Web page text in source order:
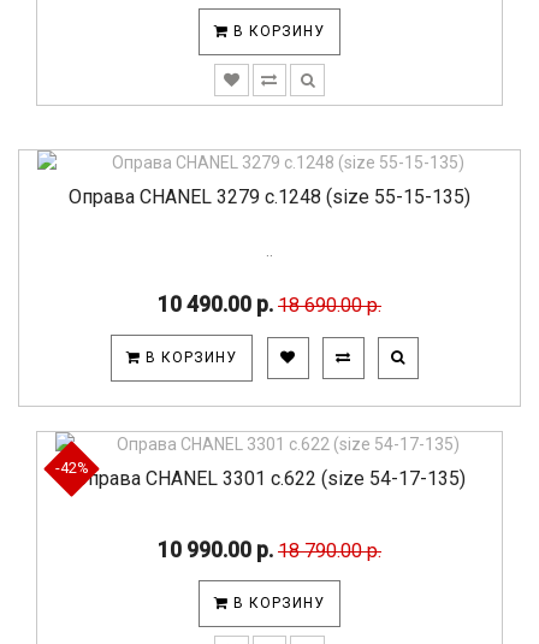
В КОРЗИНУ
Оправа CHANEL 3279 c.1248 (size 55-15-135)
10 490.00 р. 18 690.00 р.
В КОРЗИНУ
-42%Оправа CHANEL 3301 c.622 (size 54-17-135)
10 990.00 р. 18 790.00 р.
В КОРЗИНУ